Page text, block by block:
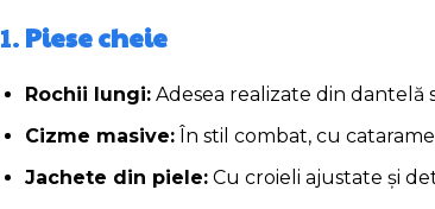
1. Piese cheie
Rochii lungi: Adesea realizate din dantelă
Cizme masive: În stil combat, cu
Jachete din piele: Cu croieli ajustate și